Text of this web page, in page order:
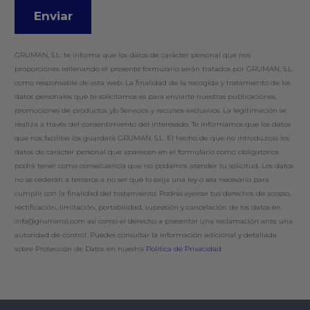
GRUMAN, S.L. te informa que los datos de carácter personal que nos
proporciones rellenando el presente formulario serán tratados por GRUMAN, S.L.
como responsable de esta web. La finalidad de la recogida y tratamiento de los
datos personales que te solicitamos es para enviarte nuestras publicaciones,
promociones de productos y/o Servicios y recursos exclusivos. La legitimación se
realiza a través del consentimiento del interesado. Te informamos que los datos
que nos facilitas los guardará GRUMAN, S.L. El hecho de que no introduzcas los
datos de carácter personal que aparecen en el formulario como obligatorios
podrá tener como consecuencia que no podamos atender tu solicitud. Los datos
no se cederán a terceros a no ser que lo exija una ley o sea necesario para
cumplir con la finalidad del tratamiento. Podrás ejercer tus derechos de acceso,
rectificación, limitación, portabilidad, supresión y cancelación de los datos en
info@grumansl.com así como el derecho a presentar una reclamación ante una
autoridad de control. Puedes consultar la información adicional y detallada
sobre Protección de Datos en nuestra Política de Privacidad